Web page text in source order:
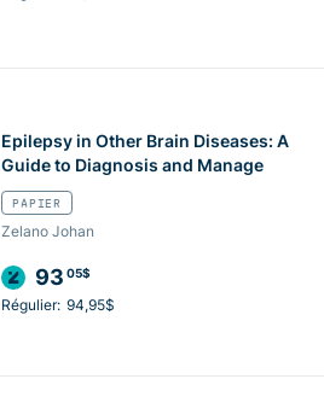
Epilepsy in Other Brain Diseases: A
Guide to Diagnosis and Manage
PAPIER
Zelano Johan
93 05$
Régulier: 94,95$